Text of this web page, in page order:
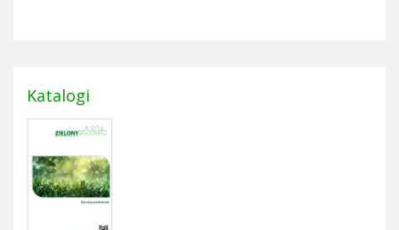
Katalogi